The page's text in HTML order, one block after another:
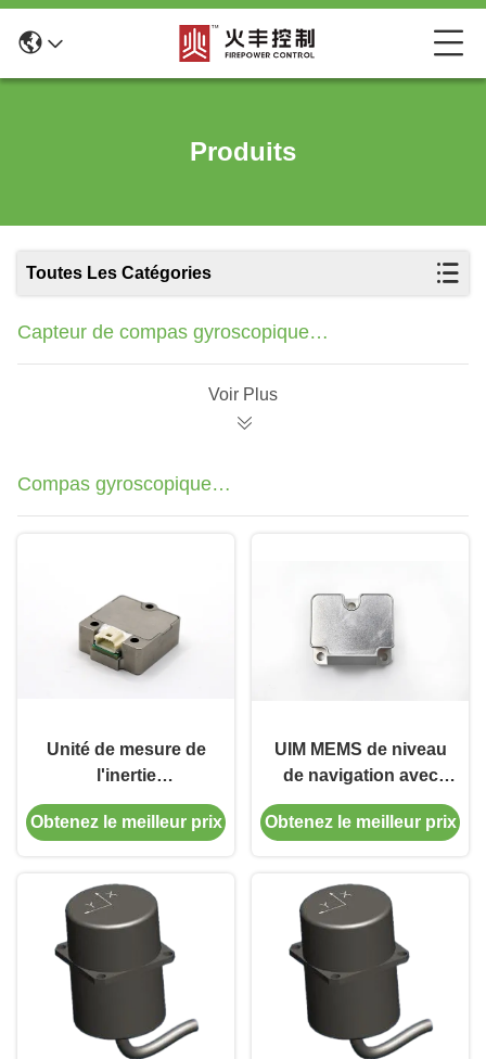
Produits
Toutes Les Catégories
Capteur de compas gyroscopique
d'accéléromètre
Voir Plus
Compas gyroscopique
d'accéléromètre d'IMU
Unité de mesure de
l'inertie
personnalisable avec
une stabilité de biais
Obtenez le meilleur prix
UIM MEMS de niveau
de navigation avec
gyroscope
d'accéléromètre à 3
Obtenez le meilleur prix